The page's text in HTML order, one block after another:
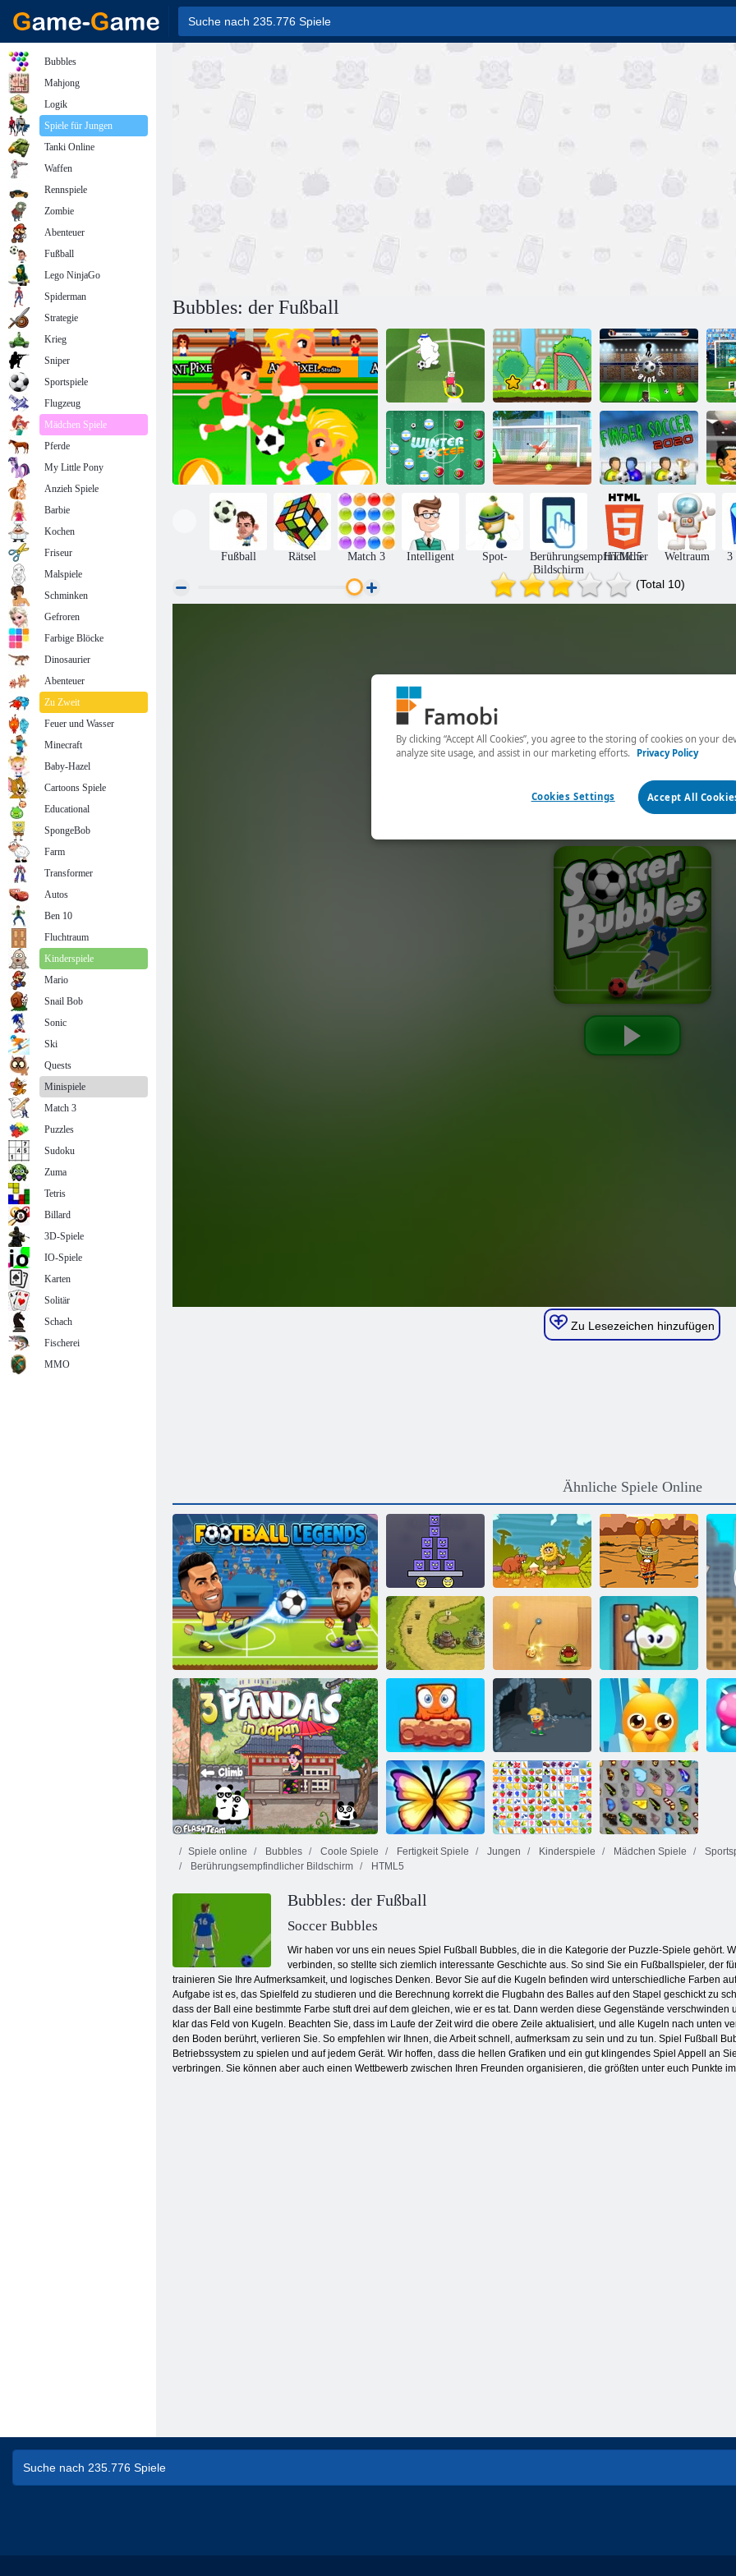
Bubbles: der Fußball
Toon Cup 2016
Super
Fußballstar 2
Fußballköpfe
2018
Winterfußball
Street Freekick
3d
Fingerfußball
2020
Fußball Rätsel Match 3 Intelligent Spot-
Berührungsempfindlicher
Bildschirm
HTML5 Weltraum 3
(Total 10)
Zu Lesezeichen hinzufügen
Ähnliche Spiele Online
Fußballlegenden
Super Stacker 2 Adam und Eva Amigo Pancho
Königreich
Rush
Schneiden Sie
das Seil
3 Pandas in Japan
Meine Schachtel
Pralinen
Mixed -Welt:
Wochenende
Mein
Abenteuerbuch
2
Top Favoriten
Freunde
Schmetterling
Spiele online Bubbles Coole Spiele Fertigkeit Spiele Jungen Kinderspiele Mädchen Spiele
Berührungsempfindlicher Bildschirm
HTML5
Bubbles: der Fußball
Soccer Bubbles
Wir haben vor uns ein neues Spiel Fußball Bubbles, die in die Kategorie der Puzzle-Spiele gehört.
verbinden, so stellte sich ziemlich interessante Geschichte aus. So sind Sie ein Fußballspieler, der
trainieren Sie Ihre Aufmerksamkeit, und logisches Denken. Bevor Sie auf die Kugeln befinden wird unterschiedliche Farben
Aufgabe ist es, das Spielfeld zu studieren und die Berechnung korrekt die Flugbahn des Balles auf den Stapel geschickt zu
dass der Ball eine bestimmte Farbe stuft drei auf dem gleichen, wie er es tat. Dann werden diese Gegenstände
klar das Feld von Kugeln. Beachten Sie, dass im Laufe der Zeit wird die obere Zeile aktualisiert, und alle Kugeln nach unten
den Boden berührt, verlieren Sie. So empfehlen wir Ihnen, die Arbeit schnell, aufmerksam zu sein und zu tun. Spiel Fußball
Betriebssystem zu spielen und auf jedem Gerät. Wir hoffen, dass die hellen Grafiken und ein gut klingendes Spiel Appell an
verbringen. Sie können aber auch einen Wettbewerb zwischen Ihren Freunden organisieren, die größten unter euch Punkte
Bubbles
Mahjong
Logik
Spiele für Jungen
Tanki Online
Waffen
Rennspiele
Zombie
Abenteuer
Fußball
Lego NinjaGo
Spiderman
Strategie
Krieg
Sniper
Sportspiele
Flugzeug
Mädchen Spiele
Pferde
My Little Pony
Anzieh Spiele
Barbie
Kochen
Friseur
Malspiele
Schminken
Gefroren
Farbige Blöcke
Dinosaurier
Abenteuer
Zu Zweit
Feuer und Wasser
Minecraft
Baby-Hazel
Cartoons Spiele
Educational
SpongeBob
Farm
Transformer
Autos
Ben 10
Fluchtraum
Kinderspiele
Mario
Snail Bob
Sonic
Ski
Quests
Minispiele
Match 3
Puzzles
Sudoku
Zuma
Tetris
Billard
3D-Spiele
IO-Spiele
Karten
Solitär
Schach
Fischerei
MMO